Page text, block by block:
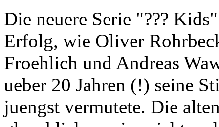
Die neuere Serie "???
Erfolg, wie Oliver
Froehlich und Andreas
ueber 20 Jahren (!) seine
juengst vermutete. Die